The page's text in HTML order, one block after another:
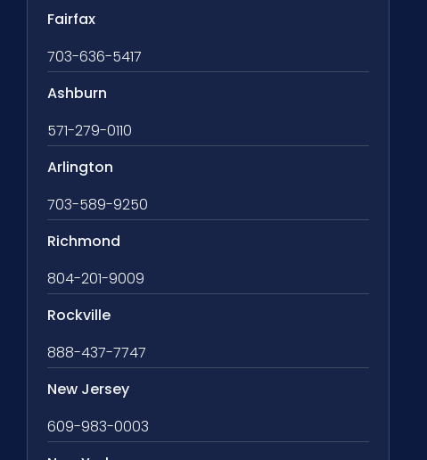
Fairfax
703-636-5417
Ashburn
571-279-0110
Arlington
703-589-9250
Richmond
804-201-9009
Rockville
888-437-7747
New Jersey
609-983-0003